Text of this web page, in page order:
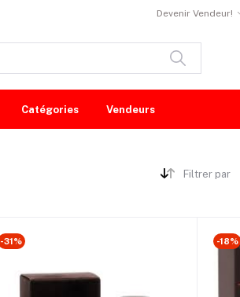
Devenir Vendeur!
Catégories Vendeurs
Filtrer par
-31% -18%